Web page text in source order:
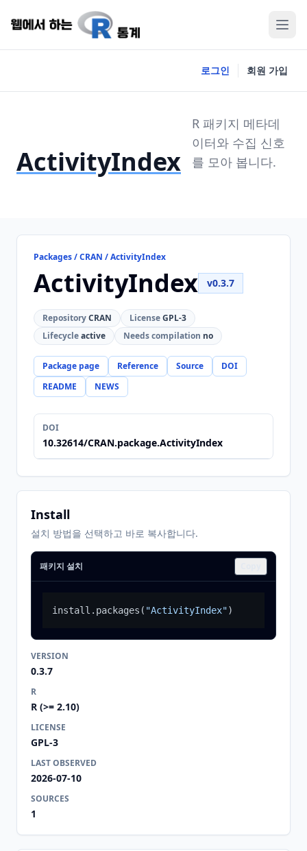
로그인 회원 가입
ActivityIndex
R 패키지 메타데
이터와 수집 신호
를 모아 봅니다.
Packages / CRAN / ActivityIndex
ActivityIndex v0.3.7
RepositoryCRAN LicenseGPL-3
Lifecycleactive Needs compilation no
Package page Reference Source
DOI
README
NEWS
DOI
10.32614/CRAN.package.ActivityIndex
Install
설치 방법을 선택하고 바로 복사합니다.
패키지 설치
install.packages ( "ActivityIndex")
VERSION
0.3.7
R
R (>= 2.10)
LICENSE
GPL-3
LAST OBSERVED
2026-07-10
SOURCES
1